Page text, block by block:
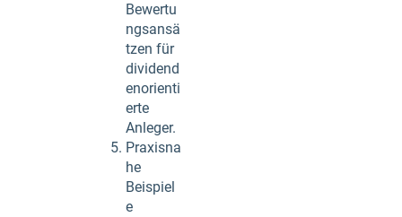
Bewertu
ngsansä
tzen für
dividend
enorienti
erte
Anleger.
Praxisna
he
Beispiel
e